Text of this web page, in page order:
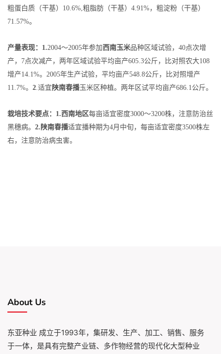
粗蛋白质（干基）10.6%,粗脂肪（干基）4.91%，粗淀粉（干基）
71.57%。
产量表现：1.2004～2005年参加 西南玉米品种区域试验，40点次增
产，7点次减产，两年区域试验平均亩产605.3公斤，比对照农大108
增产14.1%。2005年生产试验，平均亩产548.8公斤，比对照增产
11.7%。 2.适宜 陕南春播玉米区种植。两年区试平均亩产686.1公斤。
栽培技术要点：1.西南地区每亩适宜密度3000～3200株，注意防治丝
黑穗病。 2.陕南春播适宜播种期为4月中旬，每亩适宜密度3500株左
右，注意防治病虫害。
About Us
东亚种业 成立于1993年，集研发、生产、加工、销售、服务
于一体，是具有完整产业链、多作物经营的现代化大型种业